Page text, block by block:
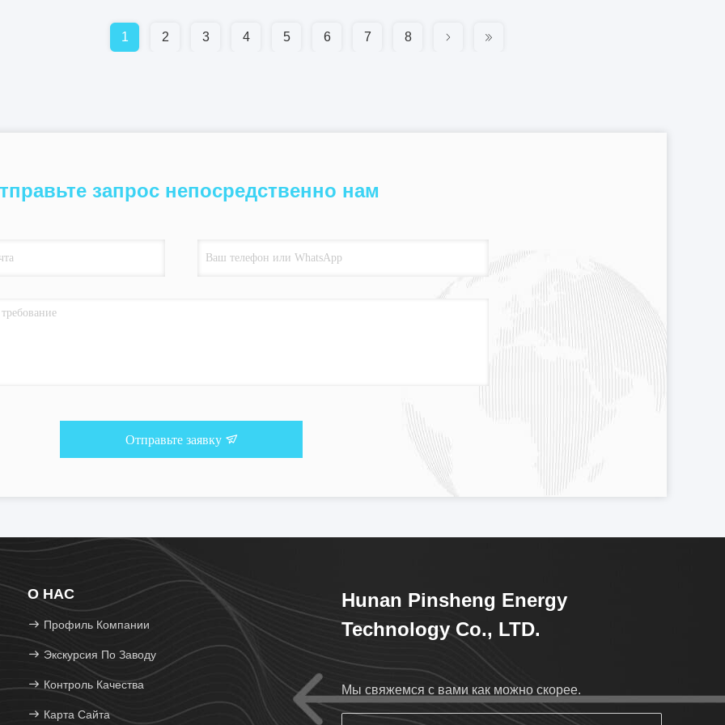
1 2 3 4 5 6 7 8
запрос непосредственно нам
Отправьте заявку
О НАС
Профиль Компании
Экскурсия По Заводу
Контроль Качества
Карта Сайта
Hunan Pinsheng Energy
Technology Co., LTD.
Мы свяжемся с вами как можно скорее.